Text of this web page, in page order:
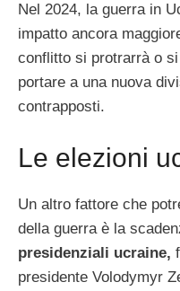
Nel 2024, la guerra in
impatto ancora
conflitto si protrarrà o
portare a una nuova
contrapposti.
Le elezioni
Un altro fattore che
della guerra è la
presidenziali ucraine,
presidente Volodymyr